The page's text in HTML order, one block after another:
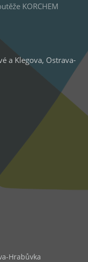
KORCHEM
a Klegova, Ostrava-
Hrabůvka